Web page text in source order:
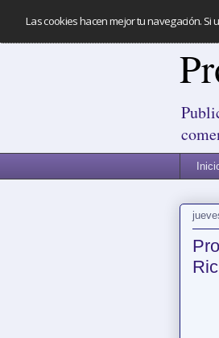
Las cookies hacen mejor tu navegación. Si